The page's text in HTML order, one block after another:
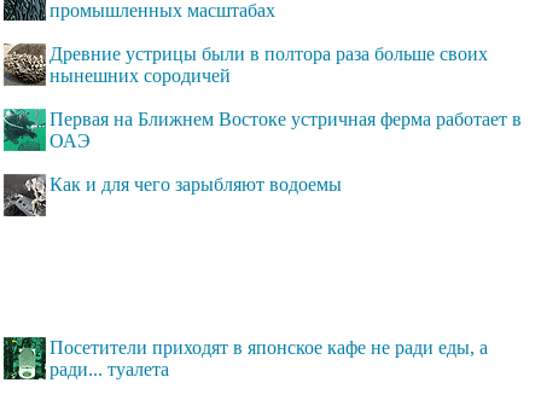
промышленных масштабах
Древние устрицы были в полтора раза больше своих
нынешних сородичей
Первая на Ближнем Востоке устричная ферма работает в
ОАЭ
Как и для чего зарыбляют водоемы
Посетители приходят в японское кафе не ради еды, а
ради... туалета